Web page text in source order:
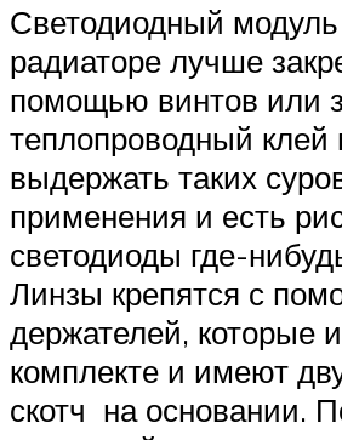
Светодиодный
радиаторе лучше
помощью винтов или
теплопроводный клей
выдержать таких
применения и есть
светодиоды где-
Линзы крепятся с
держателей, которые
комплекте и имеют
скотч на основании.